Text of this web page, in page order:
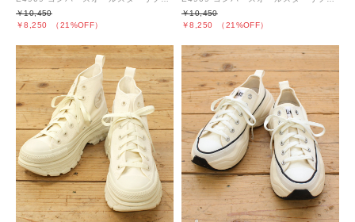
￥8,250 （21%OFF）
￥10,450
￥8,250 （21%OFF）
￥10,450